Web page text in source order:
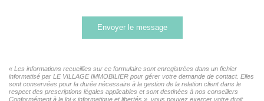
Envoyer le message
« Les informations recueillies sur ce formulaire sont enregistrées dans un fichier
informatisé par LE VILLAGE IMMOBILIER pour gérer votre demande de contact. Elles
sont conservées pour la durée nécessaire à la gestion de la relation client dans le
respect des prescriptions légales applicables et sont destinées à nos conseillers
Conformément à la loi « informatique et libertés », vous pouvez exercer votre droit